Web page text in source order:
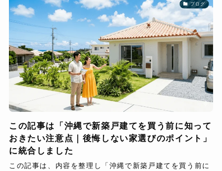
ブログ
この記事は「沖縄で新築戸建てを買う前に知って
おきたい注意点｜後悔しない家選びのポイント」
に統合しました
この記事は、内容を整理し「沖縄で新築戸建てを買う前に